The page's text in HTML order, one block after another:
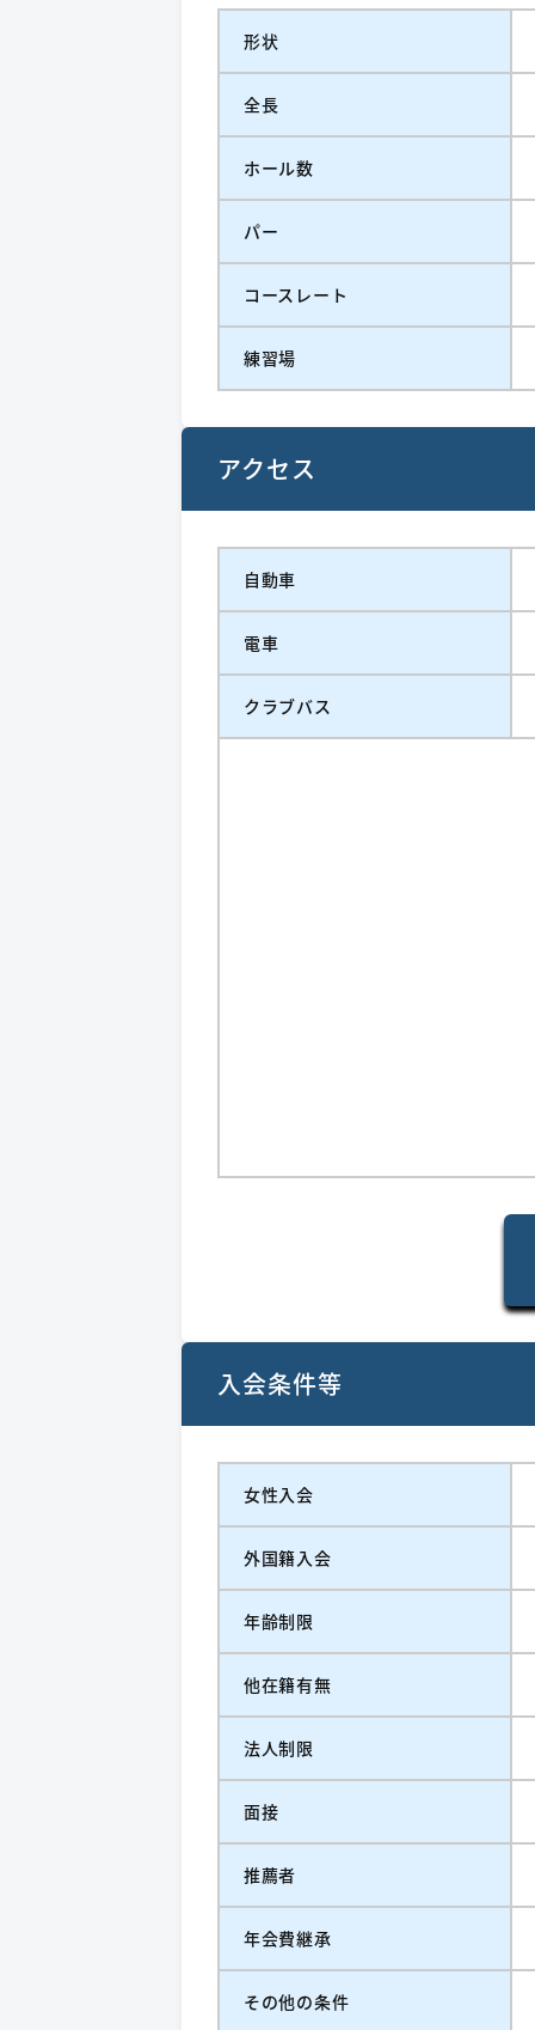
形状
全長
ホール数
パー
コースレート
練習場
アクセス
自動車
電車
クラブバス
入会条件等
女性入会
外国籍入会
年齢制限
他在籍有無
法人制限
面接
推薦者
年会費継承
その他の条件